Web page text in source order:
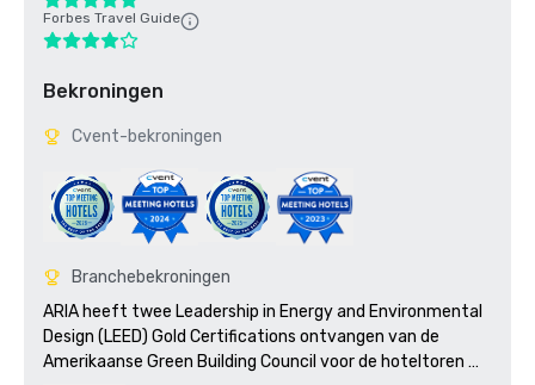
Forbes Travel Guide
Bekroningen
Cvent-bekroningen
Branchebekroningen
ARIA heeft twee Leadership in Energy and Environmental
Design (LEED) Gold Certifications ontvangen van de
Amerikaanse Green Building Council voor de hoteltoren